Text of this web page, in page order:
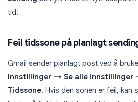
tid.
Feil tidssone på planlagt
Gmail sender planlagt post ved å
Innstillinger → Se alle
Tidssone. Hvis den sonen er feil, kan